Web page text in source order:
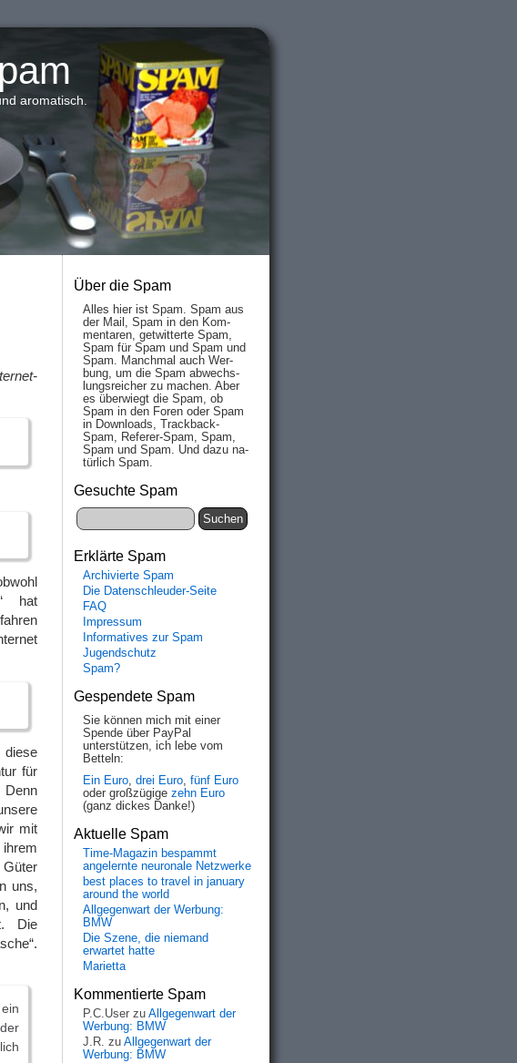
aromatisch.
hat
für
Denn
mit
uns,
und
Die
Über die Spam
Alles hier ist Spam. Spam aus
der Mail, Spam in den Kom­
men­taren, ge­twit­ter­te Spam,
Spam für Spam und Spam und
Spam. Manch­mal auch Wer­
bung, um die Spam ab­wechs­
lungs­reich­er zu mach­en. Aber
es über­wiegt die Spam, ob
Spam in den Fo­ren oder Spam
in Down­loads, Track­back-
Spam, Re­fe­rer-Spam, Spam,
Spam und Spam. Und da­zu na­
tür­lich Spam.
Gesuchte Spam
Erklärte Spam
Archivierte Spam
Die Datenschleuder-Seite
FAQ
Impressum
Informatives zur Spam
Jugendschutz
Spam?
Gespendete Spam
Sie können mich mit einer
Spende über PayPal
unterstützen, ich lebe vom
Betteln:
Ein Euro, drei Euro, fünf Euro
oder großzügige zehn Euro
(ganz dickes Danke!)
Aktuelle Spam
Time-Magazin bespammt
angelernte neuronale Netzwerke
best places to travel in january
around the world
Allgegenwart der Werbung:
BMW
Die Szene, die niemand
erwartet hatte
Marietta
Kommentierte Spam
P.C.User zu Allgegenwart der
Werbung: BMW
J.R. zu Allgegenwart der
Werbung: BMW